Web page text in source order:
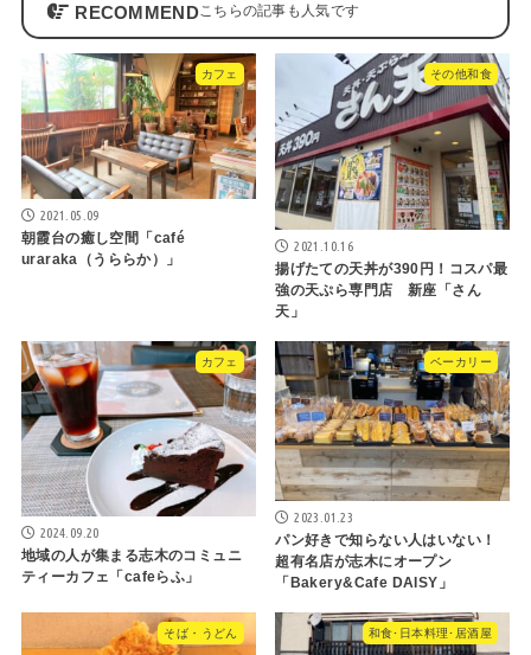
RECOMMEND
カフェ
2021.05.09
朝霞台の癒し空間「café
uraraka（うららか）」
その他和食
2021.10.16
揚げたての天丼が390円！コスパ最
強の天ぷら専門店 新座「さん
天」
カフェ
2024.09.20
地域の人が集まる志木のコミュニ
ティーカフェ「cafeらふ」
ベーカリー
2023.01.23
パン好きで知らない人はいない！
超有名店が志木にオープン
「Bakery&Cafe DAISY」
そば・うどん 和食･日本料理･居酒屋